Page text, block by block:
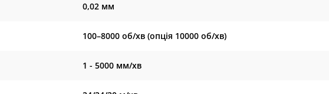
0,02 мм
100–8000 об/хв (опція 10000 об/хв)
1 - 5000 мм/хв